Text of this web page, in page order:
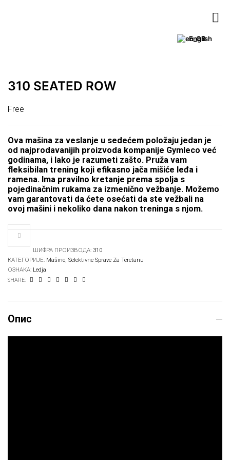
English
310 SEATED ROW
Free
Ova mašina za veslanje u sedećem položaju jedan je
od najprodavanijih proizvoda kompanije Gymleco već
godinama, i lako je razumeti zašto. Pruža vam
fleksibilan trening koji efikasno jača mišiće leđa i
ramena. Ima pravilno kretanje prema spolja s
pojedinačnim rukama za izmenično vežbanje. Možemo
vam garantovati da ćete osećati da ste vežbali na
ovoj mašini i nekoliko dana nakon treninga s njom.
ШИФРА ПРОИЗВОДА: 310
КАТЕГОРИЈЕ: Mašine, Selektivne Sprave Za Teretanu
ОЗНАКА: Ledja
SHARE:
Опис